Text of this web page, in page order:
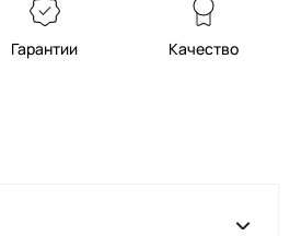
Гарантии Качество